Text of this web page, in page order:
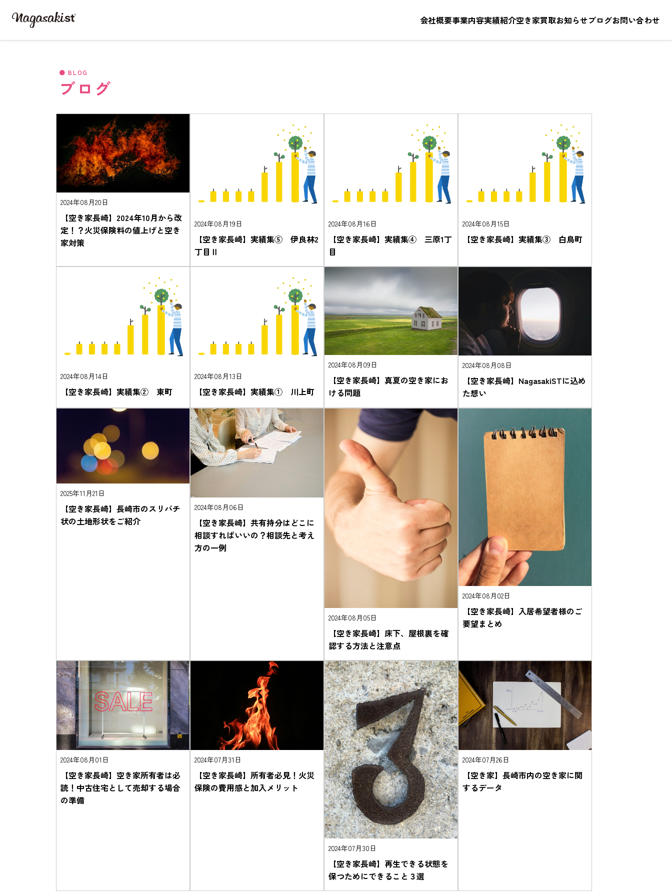
会社概要事業内容実績紹介空き家買取お知らせブログお問い合わせ
BLOG
ブログ
2024年08月20日
【空き家長崎】2024年10月から改
定！？火災保険料の値上げと空き
家対策
2024年08月19日
【空き家長崎】実績集⑤ 伊良林2
丁目Ⅱ
2024年08月16日
【空き家長崎】実績集④ 三原1丁
目
2024年08月15日
【空き家長崎】実績集③ 白鳥町
2024年08月14日
【空き家長崎】実績集② 東町
2024年08月13日
【空き家長崎】実績集① 川上町
2024年08月09日
【空き家長崎】真夏の空き家にお
ける問題
2024年08月08日
【空き家長崎】NagasakiSTに込め
た想い
2025年11月21日
【空き家長崎】長崎市のスリバチ
状の土地形状をご紹介
2024年08月06日
【空き家長崎】共有持分はどこに
相談すればいいの？相談先と考え
方の一例
2024年08月05日
【空き家長崎】床下、屋根裏を確
認する方法と注意点
2024年08月02日
【空き家長崎】入居希望者様のご
要望まとめ
2024年08月01日
【空き家長崎】空き家所有者は必
読！中古住宅として売却する場合
の準備
2024年07月31日
【空き家長崎】所有者必見！火災
保険の費用感と加入メリット
2024年07月30日
【空き家長崎】再生できる状態を
保つためにできること３選
2024年07月26日
【空き家】長崎市内の空き家に関
するデータ